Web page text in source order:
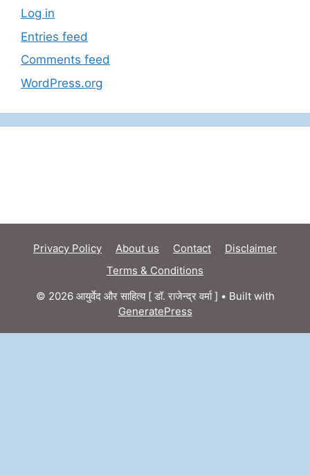
Log in
Entries feed
Comments feed
WordPress.org
Privacy Policy About us Contact
Disclaimer
Terms & Conditions
© 2026 आयुर्वेद और साहित्य [ डॉ. राजेन्द्र वर्मा ] • Built with
GeneratePress